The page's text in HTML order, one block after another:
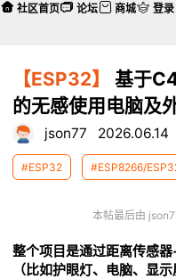
【ESP32】
基于
的无感使用电脑及
json77 2026.06.14
#ESP32 #ESP8266/
本帖最后由
整个项目是通过距离传感
（比如护眼灯、电脑、显
社区首页 论坛 商城 登录